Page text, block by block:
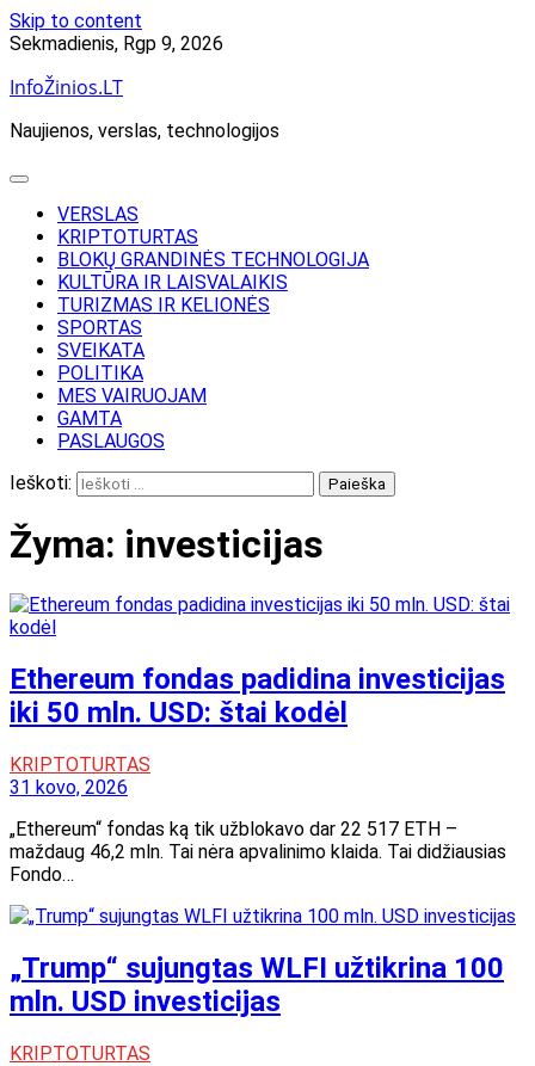
Skip to content
Sekmadienis, Rgp 9, 2026
InfoŽinios.LT
Naujienos, verslas, technologijos
VERSLAS
KRIPTOTURTAS
BLOKŲ GRANDINĖS TECHNOLOGIJA
KULTŪRA IR LAISVALAIKIS
TURIZMAS IR KELIONĖS
SPORTAS
SVEIKATA
POLITIKA
MES VAIRUOJAM
GAMTA
PASLAUGOS
Ieškoti:
Žyma: investicijas
Ethereum fondas padidina investicijas
iki 50 mln. USD: štai kodėl
KRIPTOTURTAS
31 kovo, 2026
„Ethereum“ fondas ką tik užblokavo dar 22 517 ETH –
maždaug 46,2 mln. Tai nėra apvalinimo klaida. Tai didžiausias
Fondo…
„Trump“ sujungtas WLFI užtikrina 100
mln. USD investicijas
KRIPTOTURTAS